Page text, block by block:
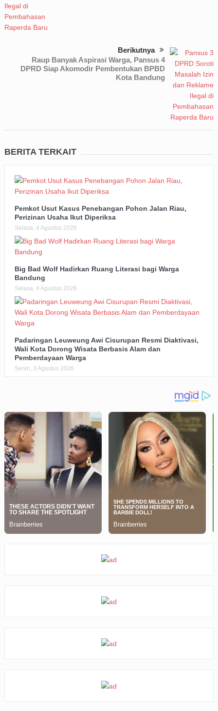
Berikutnya
Raup Banyak Aspirasi Warga, Pansus 4
DPRD Siap Akomodir Pembentukan BPBD
Kota Bandung
BERITA TERKAIT
Pemkot Usut Kasus Penebangan Pohon Jalan Riau,
Perizinan Usaha Ikut Diperiksa
Selasa, 4 Agustus 2026
Big Bad Wolf Hadirkan Ruang Literasi bagi Warga
Bandung
Selasa, 4 Agustus 2026
Padaringan Leuweung Awi Cisurupan Resmi Diaktivasi,
Wali Kota Dorong Wisata Berbasis Alam dan
Pemberdayaan Warga
Senin, 3 Agustus 2026